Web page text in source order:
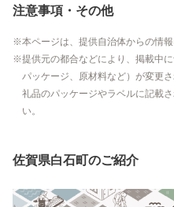
注意事項・その他
本ページは、提供自治体からの情
提供元の都合などにより、掲載中
パッケージ、原材料など）が変更
礼品のパッケージやラベルに記載
い。
佐賀県白石町のご紹介